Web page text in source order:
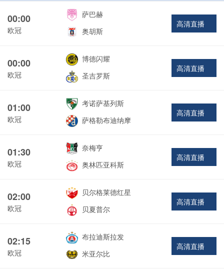
00:00
欧冠
萨巴赫
奥胡斯
高清直播
00:00
欧冠
博德闪耀
圣吉罗斯
高清直播
01:00
欧冠
考诺萨基列斯
萨格勒布迪纳摩
高清直播
01:30
欧冠
奈梅亨
奥林匹亚科斯
高清直播
02:00
欧冠
贝尔格莱德红星
贝夏普尔
高清直播
02:15
欧冠
布拉迪斯拉发
米亚尔比
高清直播